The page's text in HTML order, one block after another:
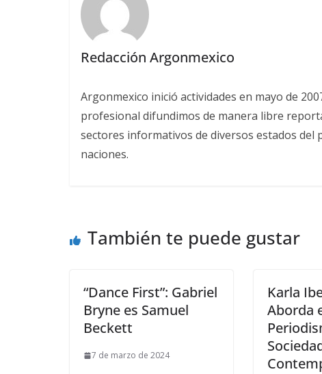
Redacción Argonmexico
Argonmexico inició actividades en mayo de
profesional difundimos de manera libre
sectores informativos de diversos estados del
naciones.
También te puede gustar
“Dance First”: Gabriel
Bryne es Samuel
Beckett
7 de marzo de 2024
Karla
Aborda